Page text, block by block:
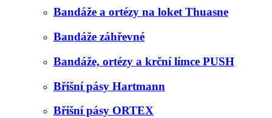
Bandáže a ortézy na loket Thuasne
Bandáže záhřevné
Bandáže, ortézy a krční límce PUSH
Břišní pásy Hartmann
Břišní pásy ORTEX